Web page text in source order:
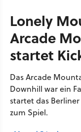
Lonely
Arcade
startet
Das Arcade
Downhill war ein
startet das
zum Spiel.